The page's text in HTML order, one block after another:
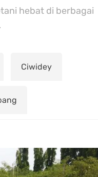
hebat di berbagai
Ciwidey